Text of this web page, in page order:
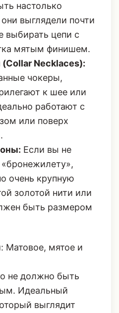
настолько
выглядели почти
выбирать цепи с
мятым финишем.
Necklaces):
чокеры,
к шее или
работают с
или поверх
Если вы не
очень крупную
золотой нити или
быть размером
Матовое, мятое и
не должно быть
Идеальный
выглядит